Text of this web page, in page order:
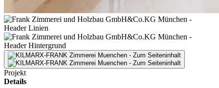
Projekt
Details